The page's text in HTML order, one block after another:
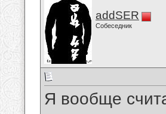
addSER
Собеседник
Я вообще